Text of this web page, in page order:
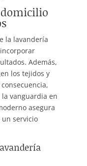
la lavandería
Además,
los tejidos y
vanguardia en
asegura
un servicio